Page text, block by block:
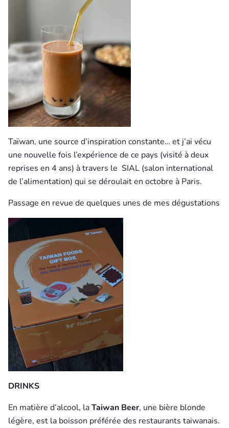
Taïwan, une source d’inspiration constante… et j’ai vécu
une nouvelle fois l’expérience de ce pays (visité à deux
reprises en 4 ans) à travers le SIAL (salon international
de l’alimentation) qui se déroulait en octobre à Paris.
Passage en revue de quelques unes de mes dégustations
DRINKS
En matière d’alcool, laTaiwan Beer, une bière blonde
légère, est la boisson préférée des restaurants taiwanais.